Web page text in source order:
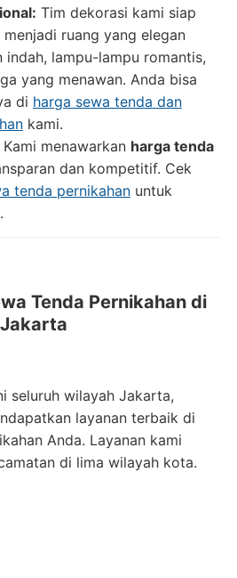
Tim dekorasi kami siap
ruang yang elegan
indah, lampu-lampu romantis,
yang menawan. Anda bisa
di harga sewa tenda dan
kami.
Kami menawarkan harga tenda
dan kompetitif. Cek
tenda pernikahanuntuk
Tenda Pernikahan di
seluruh wilayah Jakarta,
layanan terbaik di
Anda. Layanan kami
di lima wilayah kota.